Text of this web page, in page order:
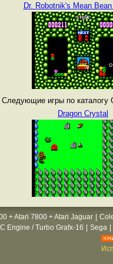
Dr. Robotnik's Mean
Следующие игры по каталогу
Dragon Crystal
+ Atari 7800 + Atari Jaguar
Engine / Turbo Grafx-16
Sega